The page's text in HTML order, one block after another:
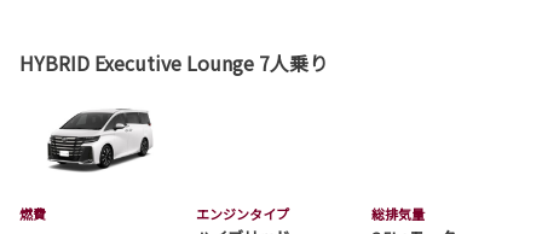
HYBRID Executive Lounge 7人乗り
燃費 エンジンタイプ 総排気量